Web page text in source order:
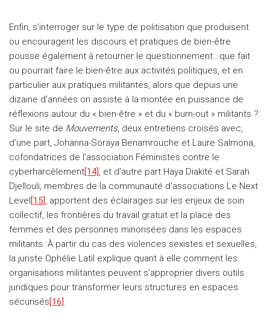
Enfin, s’interroger sur le type de politisation que produisent
ou encouragent les discours et pratiques de bien-être
pousse également à retourner le questionnement : que fait
ou pourrait faire le bien-être aux activités politiques, et en
particulier aux pratiques militantes, alors que depuis une
dizaine d’années on assiste à la montée en puissance de
réflexions autour du « bien-être » et du « burn-out » militants ?
Sur le site de Mouvements, deux entretiens croisés avec,
d’une part, Johanna-Soraya Benamrouche et Laure Salmona,
cofondatrices de l’association Féministes contre le
cyberharcèlement[14], et d’autre part Haya Diakité et Sarah
Djellouli, membres de la communauté d’associations Le Next
Level[15], apportent des éclairages sur les enjeux de soin
collectif, les frontières du travail gratuit et la place des
femmes et des personnes minorisées dans les espaces
militants. À partir du cas des violences sexistes et sexuelles,
la juriste Ophélie Latil explique quant à elle comment les
organisations militantes peuvent s’approprier divers outils
juridiques pour transformer leurs structures en espaces
sécurisés[16].